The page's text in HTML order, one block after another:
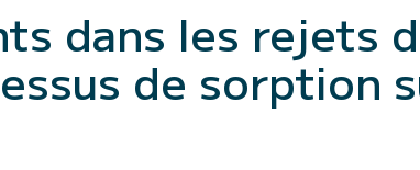
dans les rejets
de sorption